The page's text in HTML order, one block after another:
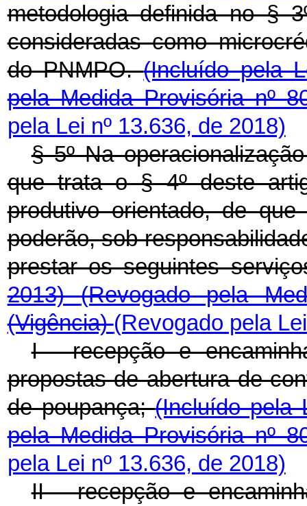
metodologia definida no §
consideradas como
do PNMPO.(Incluído pela
pela Medida Provisória nº
pela Lei nº 13.636, de 2018)
§ 5º Na
que trata o § 4º deste
produtivo orientado, de
poderão, sob
prestar os seguintes
2013)(Revogado pela
(Vigência)(Revogado pela
I - recepção e
propostas de abertura de
de poupança;(Incluído pela
pela Medida Provisória nº
pela Lei nº 13.636, de 2018)
II - recepção e